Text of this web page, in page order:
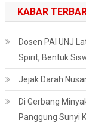
KABAR
Dosen PAI UNJ
Spirit, Bentuk
Jejak Darah
Di Gerbang
Panggung Sunyi